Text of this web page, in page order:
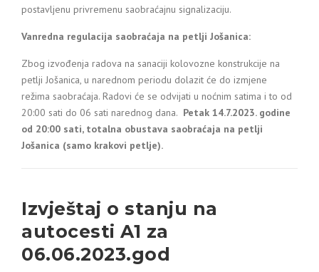
postavljenu privremenu saobraćajnu signalizaciju.
Vanredna regulacija saobraćaja na petlji Jošanica:
Zbog izvođenja radova na sanaciji kolovozne konstrukcije na
petlji Jošanica, u narednom periodu dolazit će do izmjene
režima saobraćaja. Radovi će se odvijati u noćnim satima i to od
20:00 sati do 06 sati narednog dana. Petak 14.7.2023. godine
od 20:00 sati, totalna obustava saobraćaja na petlji
Jošanica (samo krakovi petlje).
Izvještaj o stanju na
autocesti A1 za
06.06.2023.god